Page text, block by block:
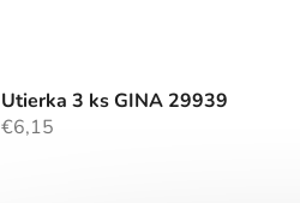
Utierka 3 ks GINA 29939
€6,15